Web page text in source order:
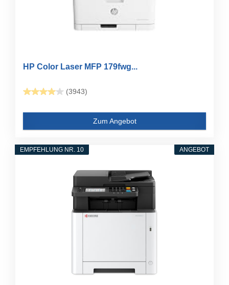
HP Color Laser MFP 179fwg...
(3943)
Zum Angebot
ANGEBOT
EMPFEHLUNG NR. 10